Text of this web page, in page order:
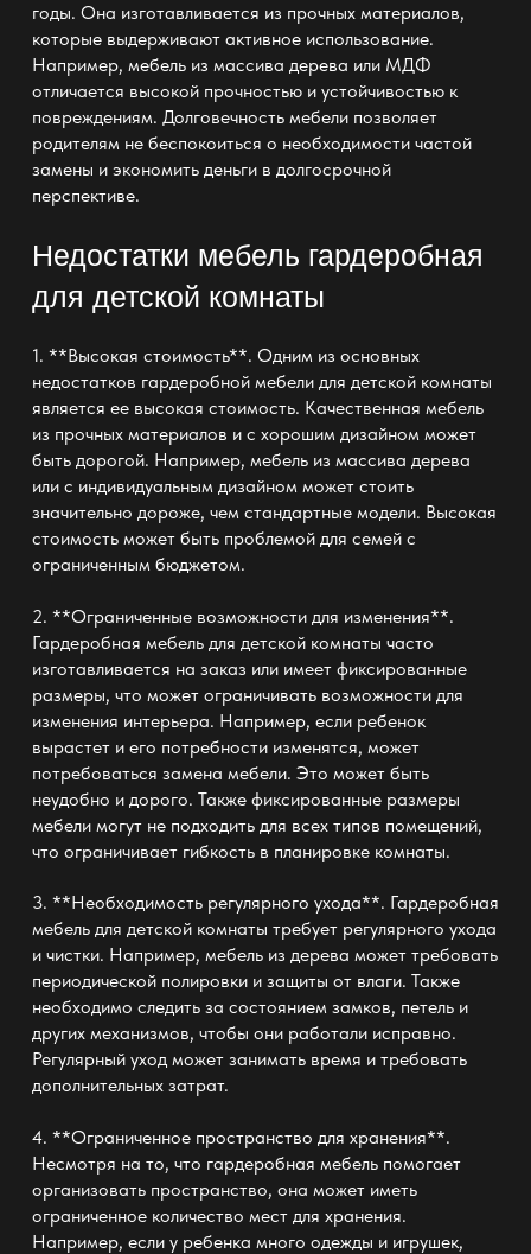
годы. Она изготавливается из прочных материалов,
которые выдерживают активное использование.
Например, мебель из массива дерева или МДФ
отличается высокой прочностью и устойчивостью к
повреждениям. Долговечность мебели позволяет
родителям не беспокоиться о необходимости частой
замены и экономить деньги в долгосрочной
перспективе.
Недостатки мебель гардеробная
для детской комнаты
1. **Высокая стоимость**. Одним из основных
недостатков гардеробной мебели для детской комнаты
является ее высокая стоимость. Качественная мебель
из прочных материалов и с хорошим дизайном может
быть дорогой. Например, мебель из массива дерева
или с индивидуальным дизайном может стоить
значительно дороже, чем стандартные модели. Высокая
стоимость может быть проблемой для семей с
ограниченным бюджетом.
2. **Ограниченные возможности для изменения**.
Гардеробная мебель для детской комнаты часто
изготавливается на заказ или имеет фиксированные
размеры, что может ограничивать возможности для
изменения интерьера. Например, если ребенок
вырастет и его потребности изменятся, может
потребоваться замена мебели. Это может быть
неудобно и дорого. Также фиксированные размеры
мебели могут не подходить для всех типов помещений,
что ограничивает гибкость в планировке комнаты.
3. **Необходимость регулярного ухода**. Гардеробная
мебель для детской комнаты требует регулярного ухода
и чистки. Например, мебель из дерева может требовать
периодической полировки и защиты от влаги. Также
необходимо следить за состоянием замков, петель и
других механизмов, чтобы они работали исправно.
Регулярный уход может занимать время и требовать
дополнительных затрат.
4. **Ограниченное пространство для хранения**.
Несмотря на то, что гардеробная мебель помогает
организовать пространство, она может иметь
ограниченное количество мест для хранения.
Например, если у ребенка много одежды и игрушек,